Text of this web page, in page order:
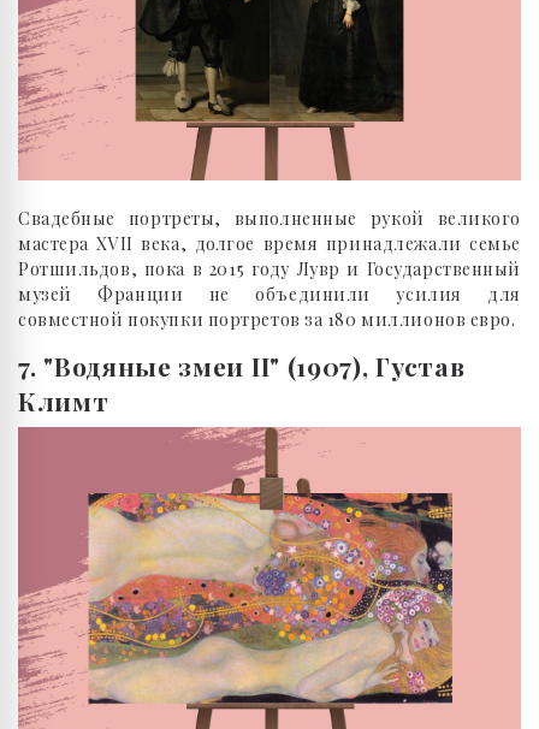
Свадебные портреты, выполненные рукой великого
мастера XVII века, долгое время принадлежали семье
Ротшильдов, пока в 2015 году Лувр и Государственный
музей Франции не объединили усилия для
совместной покупки портретов за 180 миллионов евро.
7. "Водяные змеи II" (1907), Густав
Климт